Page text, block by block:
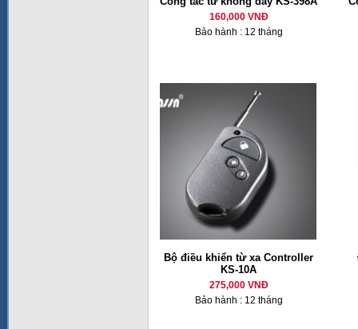
160,000 VNĐ
Bảo hành : 12 tháng
Bộ điều khiển từ xa Controller
KS-10A
275,000 VNĐ
Bảo hành : 12 tháng